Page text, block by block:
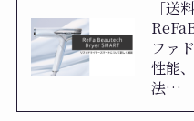
［送
ファ
性能
法…